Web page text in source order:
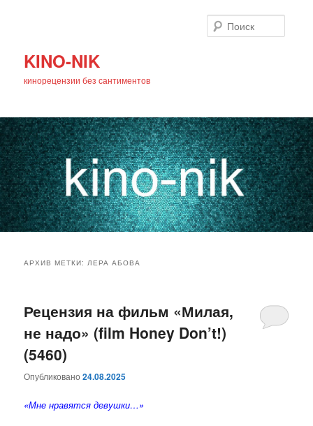
KINO-NIK
кинорецензии без сантиментов
основному
содержимому
дополнительному
содержимому
АРХИВ МЕТКИ:ЛЕРА АБОВА
Рецензия на фильм «Милая,
не надо» (film Honey Don’t!)
(5460)
Опубликовано24.08.2025
«Мне нравятся девушки…»